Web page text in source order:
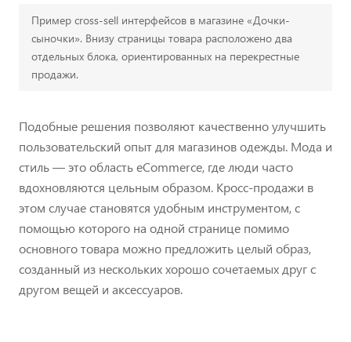
Пример сross-sell интерфейсов в магазине «Дочки-
сыночки». Внизу страницы товара расположено два
отдельных блока, ориентированных на перекрестные
продажи.
Подобные решения позволяют качественно улучшить
пользовательский опыт для магазинов одежды. Мода и
стиль — это область eCommerce, где люди часто
вдохновляются цельным образом. Кросс-продажи в
этом случае становятся удобным инструментом, с
помощью которого на одной странице помимо
основного товара можно предложить целый образ,
созданный из нескольких хорошо сочетаемых друг с
другом вещей и аксессуаров.